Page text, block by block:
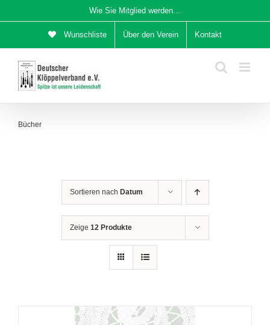
Inhalt
Wie Sie Mitglied werden…
Wunschliste Über den Verein Kontakt
Bücher
Sortieren nach Datum
Zeige 12 Produkte